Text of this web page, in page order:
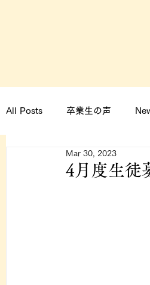
All Posts 卒業生の声
エステスクールNews
4月度生徒
Mar 30, 2023